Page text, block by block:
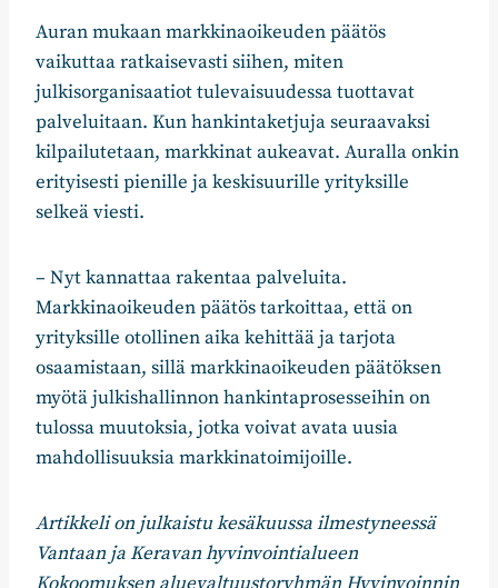
Auran mukaan markkinaoikeuden päätös
vaikuttaa ratkaisevasti siihen, miten
julkisorganisaatiot tulevaisuudessa tuottavat
palveluitaan. Kun hankintaketjuja seuraavaksi
kilpailutetaan, markkinat aukeavat. Auralla onkin
erityisesti pienille ja keskisuurille yrityksille
selkeä viesti.
– Nyt kannattaa rakentaa palveluita.
Markkinaoikeuden päätös tarkoittaa, että on
yrityksille otollinen aika kehittää ja tarjota
osaamistaan, sillä markkinaoikeuden päätöksen
myötä julkishallinnon hankintaprosesseihin on
tulossa muutoksia, jotka voivat avata uusia
mahdollisuuksia markkinatoimijoille.
Artikkeli on julkaistu kesäkuussa ilmestyneessä
Vantaan ja Keravan hyvinvointialueen